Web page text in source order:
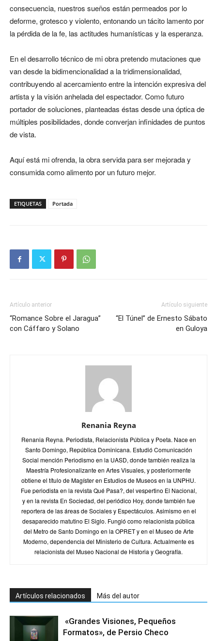
consecuencia, nuestros sueños están permeados por lo
deforme, grotesco y violento, entonando un tácito lamento por
la pérdida de la fe, las actitudes humanísticas y la esperanza.
En el desarrollo técnico de mi obra pretendo mutaciones que
van desde la bidimencionalidad a la tridimensionalidad,
contribuyendo al acercamiento entre la intención expresiva del
artista y la visión anhelada del espectador. Como futuro
portador de soluciones, planteadas éstas desde una óptica de
múltiples posibilidades, donde converjan infinidades de puntos
de vista.
Aquí está mi ofrenda, la obra servida para ser mejorada y
consumida como alimento por un futuro mejor.
ETIQUETAS Portada
Artículo anterior
“Romance Sobre el Jaragua”
con Cáffaro y Solano
Artículo siguiente
“El Túnel” de Ernesto Sábato
en Guloya
Renania Reyna
Renania Reyna. Periodista, Relacionista Pública y Poeta. Nace en
Santo Domingo, República Dominicana. Estudió Comunicación
Social mención Periodismo en la UASD, donde también realiza la
Maestría Profesionalizante en Artes Visuales, y posteriormente
obtiene el título de Magíster en Estudios de Museos en la UNPHU.
Fue periodista en la revista Qué Pasa?, del vespertino El Nacional,
y en la revista En Sociedad, del periódico Hoy, donde también fue
reportera de las áreas de Sociales y Espectáculos. Asimismo en el
desaparecido matutino El Siglo. Fungió como relacionista pública
del Metro de Santo Domingo en la OPRET y en el Museo de Arte
Moderno, dependencia del Ministerio de Cultura. Actualmente es
relacionista del Museo Nacional de Historia y Geografía.
Artículos relacionados Más del autor
«Grandes Visiones, Pequeños
Formatos», de Persio Checo